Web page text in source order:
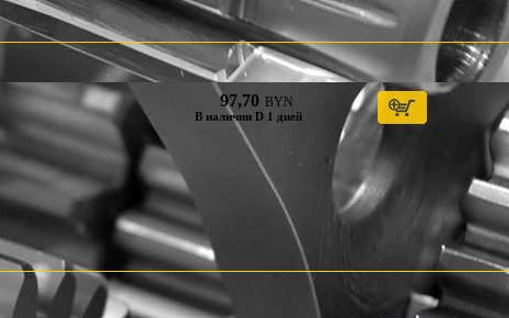
В наличии D 1 дней
97,70 BYN